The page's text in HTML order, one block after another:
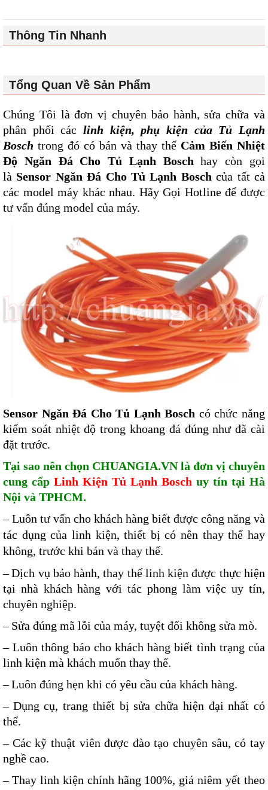
Thông Tin Nhanh
Tổng Quan Về Sản Phẩm
Chúng Tôi là đơn vị chuyên bảo hành, sửa chữa và
phân phối các linh kiện, phụ kiện của Tủ Lạnh
Bosch trong đó có bán và thay thếCảm Biến Nhiệt
Độ Ngăn Đá Cho Tủ Lạnh Boschhay còn gọi
là Sensor Ngăn Đá Cho Tủ Lạnh Boschcủa tất cả
các model máy khác nhau. Hãy Gọi Hotline để được
tư vấn đúng model của máy.
Sensor Ngăn Đá Cho Tủ Lạnh Bosch có chức năng
kiểm soát nhiệt độ trong khoang đá đúng như đã cài
đặt trước.
Tại sao nên chọn CHUANGIA.VN là đơn vị chuyên
cung cấp Linh Kiện Tủ Lạnh Bosch uy tín tại Hà
Nội và TPHCM.
– Luôn tư vấn cho khách hàng biết được công năng và
tác dụng của linh kiện, thiết bị có nên thay thế hay
không, trước khi bán và thay thế.
–Dịch vụ bảo hành, thay thế linh kiện được thực hiện
tại nhà khách hàng với tác phong làm việc uy tín,
chuyên nghiệp.
– Sửa đúng mã lỗi của máy, tuyệt đối không sửa mò.
– Luôn thông báo cho khách hàng biết tình trạng của
linh kiện mà khách muốn thay thế.
–Luôn đúng hẹn khi có yêu cầu của khách hàng.
– Dụng cụ, trang thiết bị sửa chữa hiện đại nhất có
thể.
– Các kỹ thuật viên được đào tạo chuyên sâu, có tay
nghề cao.
– Thay linh kiện chính hãng 100%, giá niêm yết theo